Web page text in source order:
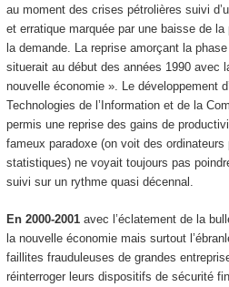
au moment des crises pétrolières suivi
et erratique marquée par une baisse de
la demande. La reprise amorçant la
situerait au début des années 1990 avec
nouvelle économie ». Le développement
Technologies de l’Information et de la
permis une reprise des gains de
fameux paradoxe (on voit des
statistiques) ne voyait toujours pas
suivi sur un rythme quasi décennal.
En 2000-2001avec l’éclatement de la
la nouvelle économie mais surtout
faillites frauduleuses de grandes
réinterroger leurs dispositifs de sécurité